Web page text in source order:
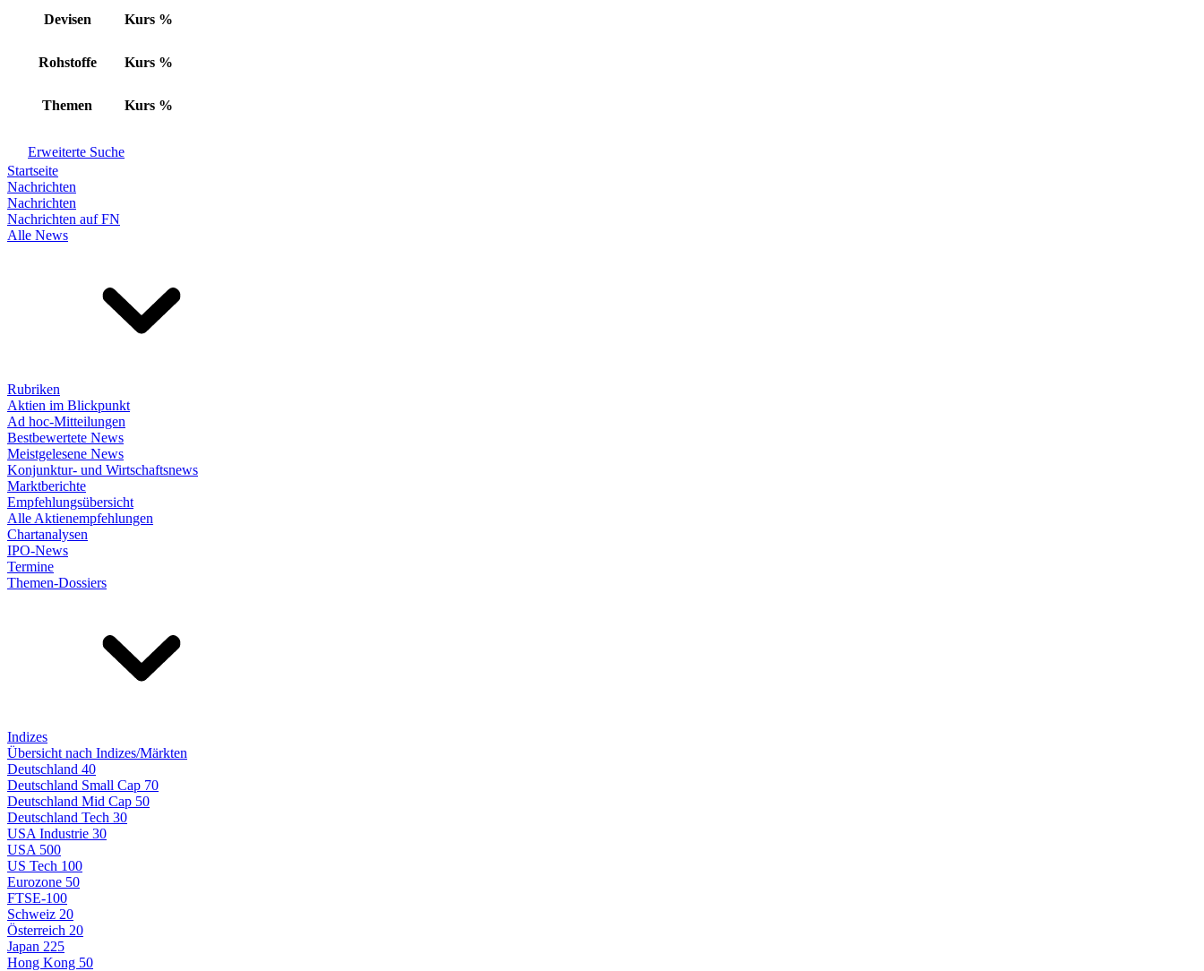
Devisen Kurs %
Rohstoffe Kurs %
Themen Kurs %
Erweiterte Suche
Startseite
Nachrichten
Nachrichten
Nachrichten auf FN
Alle News
Rubriken
Aktien im Blickpunkt
Ad hoc-Mitteilungen
Bestbewertete News
Meistgelesene News
Konjunktur- und Wirtschaftsnews
Marktberichte
Empfehlungsübersicht
Alle Aktienempfehlungen
Chartanalysen
IPO-News
Termine
Themen-Dossiers
Indizes
Übersicht nach Indizes/Märkten
Deutschland 40
Deutschland Small Cap 70
Deutschland Mid Cap 50
Deutschland Tech 30
USA Industrie 30
USA 500
US Tech 100
Eurozone 50
FTSE-100
Schweiz 20
Österreich 20
Japan 225
Hong Kong 50